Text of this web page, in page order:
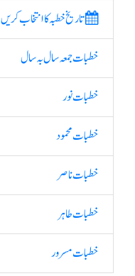
تاریخ خطبہ کا انتخاب کریں
خطبات جمعہ سال بہ سال
خطبات نور
خطبات محمود
خطبات ناصر
خطبات طاہر
خطبات مسرور